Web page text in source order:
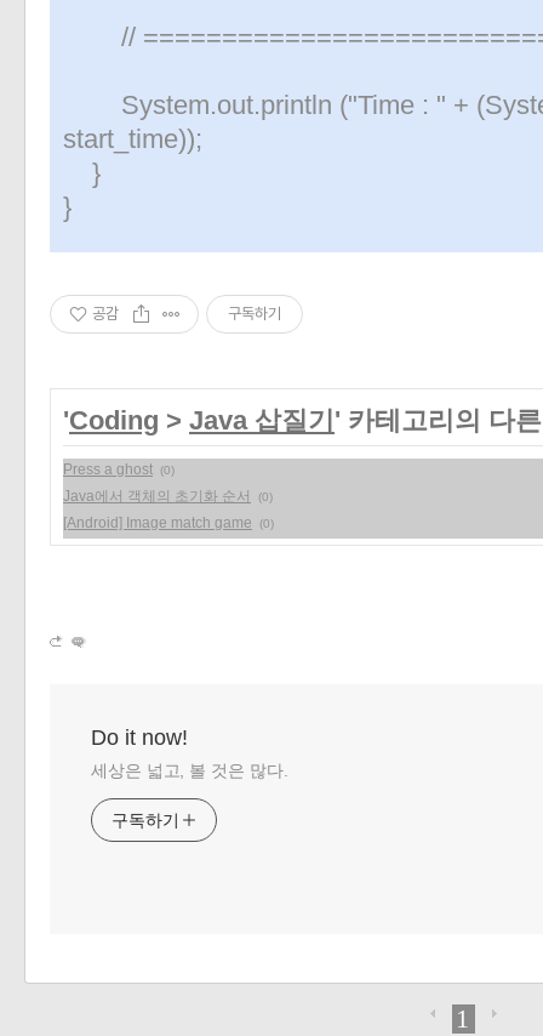
//
System.out.println ("Time : " +
start_time));
}
}
공감 구독하기
'Coding > Java 삽질기 ' 카테고리의 다
Press a ghost (0)
Java에서 객체의 초기화 순서 (0)
[Android] Image match game (0)
Do it now!
세상은 넓고, 볼 것은 많다.
구독하기
1